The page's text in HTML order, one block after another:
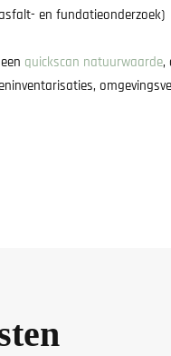
en fundatieonderzoek)
quickscan natuurwaarde,